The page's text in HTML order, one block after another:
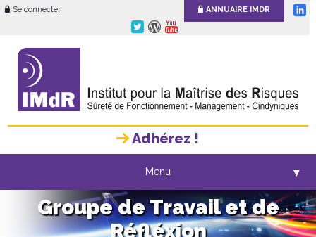
Se connecter ANNUAIRE IMDR
Adhérez !
Menu ▼
Groupe de Travail et de
Réfléxion